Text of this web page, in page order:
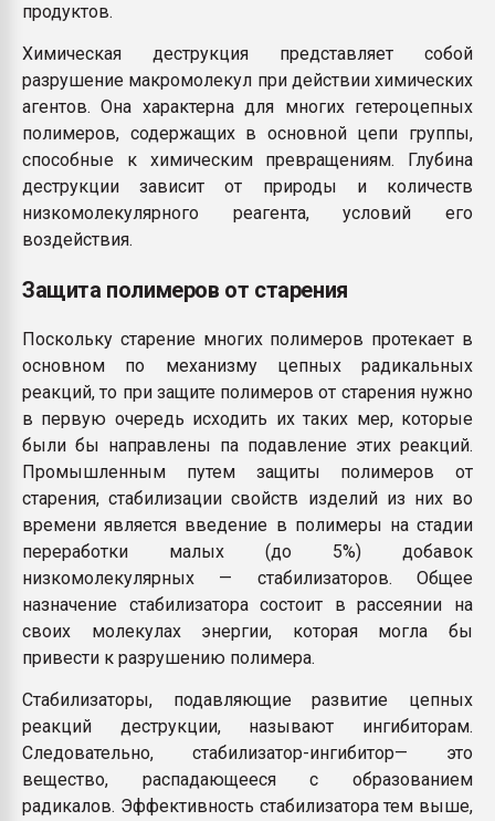
продуктов.
Химическая деструкция представляет собой
разрушение макромолекул при действии химических
агентов. Она характерна для многих гетероцепных
полимеров, содержащих в основной цепи группы,
способные к химическим превращениям. Глубина
деструкции зависит от природы и количеств
низкомолекулярного реагента, условий его
воздействия.
Защита полимеров от старения
Поскольку старение многих полимеров протекает в
основном по механизму цепных радикальных
реакций, то при защите полимеров от старения нужно
в первую очередь исходить их таких мер, которые
были бы направлены па подавление этих реакций.
Промышленным путем защиты полимеров от
старения, стабилизации свойств изделий из них во
времени является введение в полимеры на стадии
переработки малых (до 5%) добавок
низкомолекулярных — стабилизаторов. Общее
назначение стабилизатора состоит в рассеянии на
своих молекулах энергии, которая могла бы
привести к разрушению полимера.
Стабилизаторы, подавляющие развитие цепных
реакций деструкции, называют ингибиторам.
Следовательно, стабилизатор-ингибитор— это
вещество, распадающееся с образованием
радикалов. Эффективность стабилизатора тем выше,